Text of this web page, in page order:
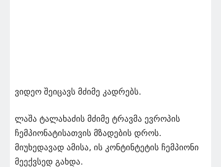
ვიდეო შეიცავს მძიმე კადრებს.
ლაშა ტალახაძის მძიმე ტრავმა ევროპის
ჩემპიონატისათვის მზადების დროს.
მიუხედავად ამისა, ის კონტინტეტის ჩემპიონი
მეექვსედ გახდა.